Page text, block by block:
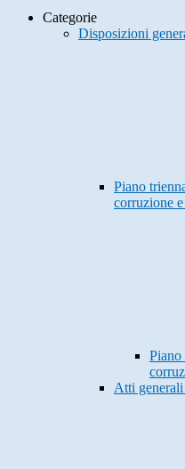
Categorie
Disposizioni
Piano
corruzione
Piano
Atti generali